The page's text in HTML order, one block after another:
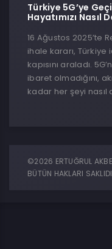
Türkiye 5G’ye
Hayatımızı Nasıl
16 Ağustos 2025’te
ihale kararı, Türkiye
kapısını araladı.
ibaret olmadığını,
kadar her şeyi
©2026 ERTUĞRUL
BÜTÜN HAKLARI